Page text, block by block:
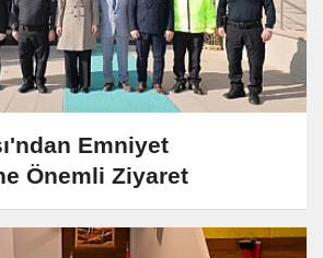
Emniyet
Önemli Ziyaret